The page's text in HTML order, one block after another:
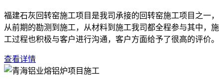
福建石灰回转窑施工项目是我司承接的回转窑施工项目之一，
从前期的勘测到施工，从材料到施工我司都全程参与其中，施
工过程也积极与客户进行沟通，客户方面给予了很高的评价。
查看详情